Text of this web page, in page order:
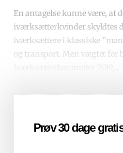
En antagelse kunne være, at
iværksætterkvinder skyldtes
iværksættere i klassiske
og transport. Men vægtet for
Prøv 30 dage